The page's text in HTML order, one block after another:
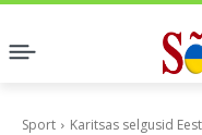
Sport Karitsas selgusid